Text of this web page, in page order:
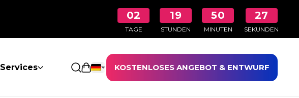
02
TAGE
19
STUNDEN
50
MINUTEN
26
SEKUNDEN
Services Einkaufswagen öffnen
KOSTENLOSES ANGEBOT & ENTWURF